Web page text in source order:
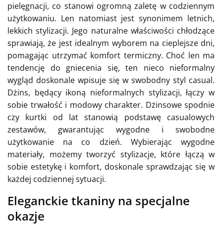
pielęgnacji, co stanowi ogromną zaletę w codziennym
użytkowaniu. Len natomiast jest synonimem letnich,
lekkich stylizacji. Jego naturalne właściwości chłodzące
sprawiają, że jest idealnym wyborem na cieplejsze dni,
pomagając utrzymać komfort termiczny. Choć len ma
tendencję do gniecenia się, ten nieco nieformalny
wygląd doskonale wpisuje się w swobodny styl casual.
Dżins, będący ikoną nieformalnych stylizacji, łączy w
sobie trwałość i modowy charakter. Dżinsowe spodnie
czy kurtki od lat stanowią podstawę casualowych
zestawów, gwarantując wygodne i swobodne
użytkowanie na co dzień. Wybierając wygodne
materiały, możemy tworzyć stylizacje, które łączą w
sobie estetykę i komfort, doskonale sprawdzając się w
każdej codziennej sytuacji.
Eleganckie tkaniny na specjalne
okazje